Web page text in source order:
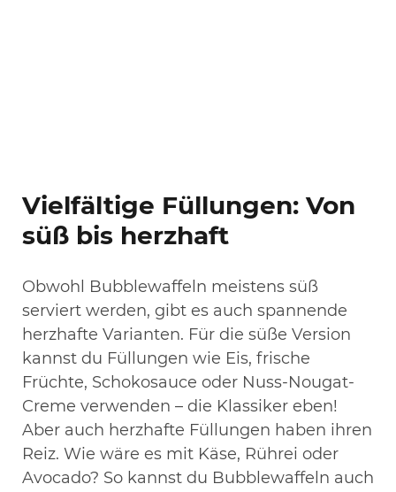
Vielfältige Füllungen: Von
süß bis herzhaft
Obwohl Bubblewaffeln meistens süß
serviert werden, gibt es auch spannende
herzhafte Varianten. Für die süße Version
kannst du Füllungen wie Eis, frische
Früchte, Schokosauce oder Nuss-Nougat-
Creme verwenden – die Klassiker eben!
Aber auch herzhafte Füllungen haben ihren
Reiz. Wie wäre es mit Käse, Rührei oder
Avocado? So kannst du Bubblewaffeln auch